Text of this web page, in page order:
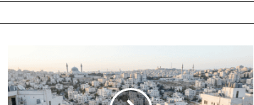
المرحلة
الأولى
لجمع